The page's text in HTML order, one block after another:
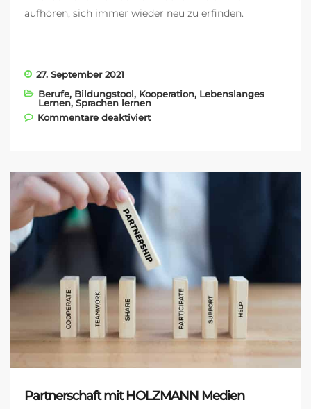
aufhören, sich immer wieder neu zu erfinden.
27. September 2021
Berufe, Bildungstool, Kooperation, Lebenslanges
Lernen, Sprachen lernen
Kommentare deaktiviertfür Vision Education mit zwei
Partnerschaft mit HOLZMANN Medien